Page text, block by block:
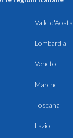
Valle d'Aosta
Lombardia
Veneto
Marche
Toscana
Lazio